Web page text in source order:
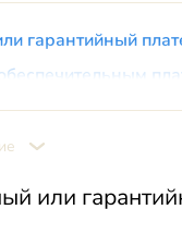
гарантийный
об
платежа по
или